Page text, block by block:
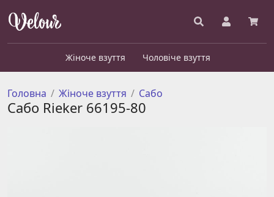
Жіноче взуття Чоловіче взуття
Головна Жіноче взуття Сабо
Сабо Rieker 66195-80